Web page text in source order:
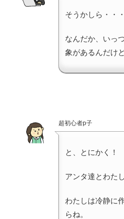
そうかしら・・・
なんだか、いっ
象があるんだけ
超初心者p子
と、とにかく！
アンタ達とわた
わたしは冷静に
らね。